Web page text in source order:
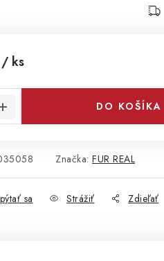
/ ks
DO KOŠÍKA
Značka: FUR REAL
sa Strážiť Zdieľať